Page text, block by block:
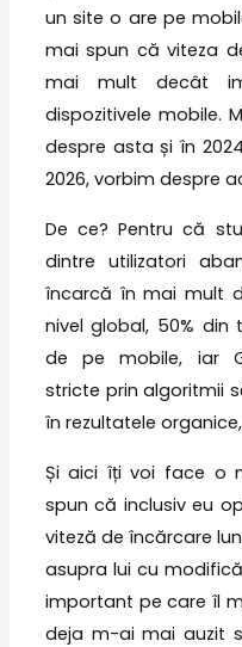
un site o are pe
mai spun că viteza
mai mult decât
dispozitivele mobile.
despre asta și în
2026, vorbim despre
De ce? Pentru că
dintre utilizatori
încarcă în mai mult
nivel global, 50% din
de pe mobile, iar
stricte prin algoritmii
în rezultatele
Și aici îți voi face o
spun că inclusiv eu
viteză de încărcare
asupra lui cu
important pe care îl
deja m-ai mai auzit